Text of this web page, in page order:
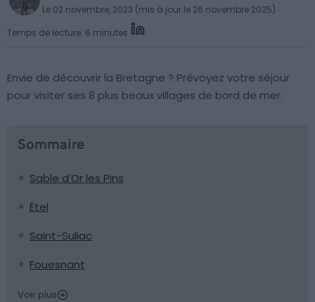
Le 02 novembre, 2023 (mis à jour le 26 novembre 2025)
Temps de lecture: 6 minutes
Envie de découvrir la Bretagne ? Prévoyez votre séjour
pour visiter ses 8 plus beaux villages de bord de mer.
Sommaire
Sable d’Or les Pins
Étel
Saint-Suliac
Fouesnant
Voir plus